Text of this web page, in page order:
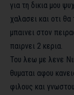
για τη δικια μου
χαλασει και οτι
μπαινει στον
παιρνει 2 κερια.
Του λεω με λενε
θυμαται αφου
φιλους και